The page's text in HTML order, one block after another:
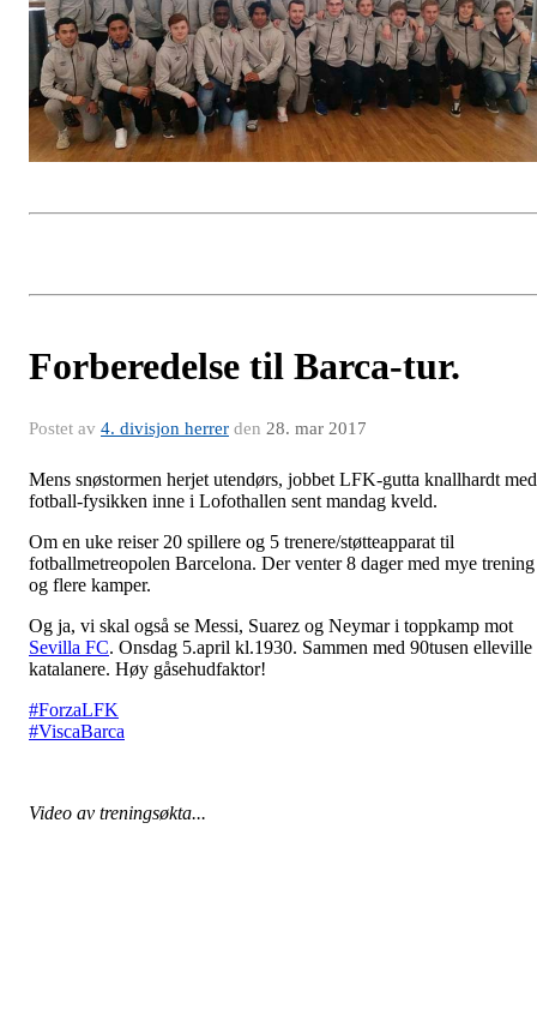
Forberedelse til Barca-tur.
Postet av 4. divisjon herrer den 28. mar 2017
Mens snøstormen herjet utendørs, jobbet LFK-gutta knallhardt med
fotball-fysikken inne i Lofothallen sent mandag kveld.
Om en uke reiser 20 spillere og 5 trenere/støtteapparat til
fotballmetreopolen Barcelona. Der venter 8 dager med mye trening
og flere kamper.
Og ja, vi skal også se Messi, Suarez og Neymar i toppkamp mot
Sevilla FC. Onsdag 5.april kl.1930. Sammen med 90tusen elleville
katalanere. Høy gåsehudfaktor!
#ForzaLFK
#ViscaBarca
Video av treningsøkta...